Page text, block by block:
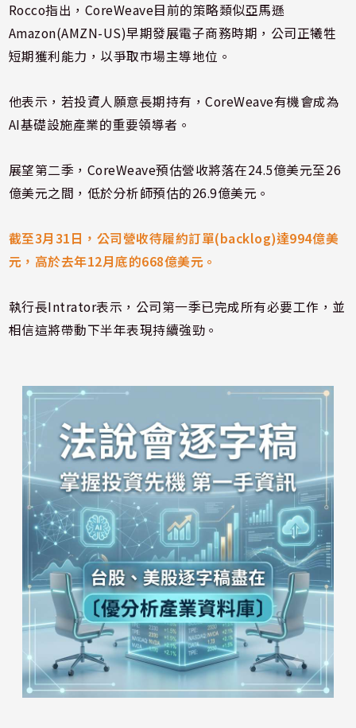
Rocco指出，CoreWeave目前的策略類似亞馬遜
Amazon(AMZN-US)早期發展電子商務時期，公司正犧牲
短期獲利能力，以爭取市場主導地位。
他表示，若投資人願意長期持有，CoreWeave有機會成為
AI基礎設施產業的重要領導者。
展望第二季，CoreWeave預估營收將落在24.5億美元至26
億美元之間，低於分析師預估的26.9億美元。
截至3月31日，公司營收待履約訂單(backlog)達994億美
元，高於去年12月底的668億美元。
執行長Intrator表示，公司第一季已完成所有必要工作，並
相信這將帶動下半年表現持續強勁。